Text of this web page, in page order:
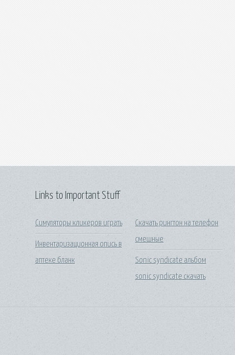
Links to Important Stuff
Симуляторы кликеров играть
Инвентаризационная опись в
аптеке бланк
Скачать рингтон на телефон
смешные
Sonic syndicate альбом
sonic syndicate скачать